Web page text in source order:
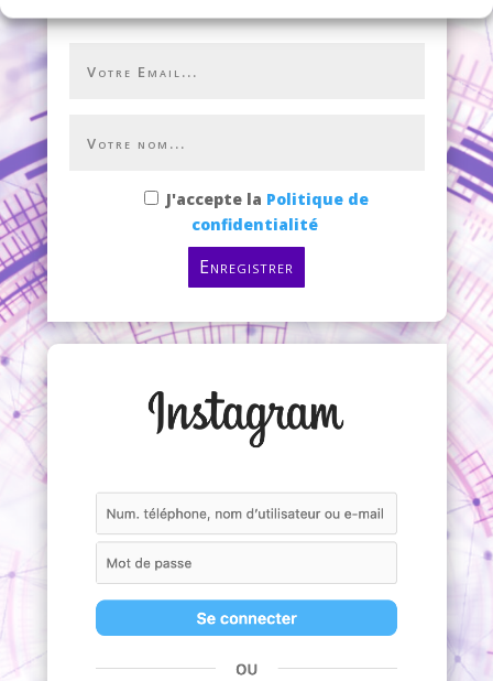
J'accepte la Politique de
confidentialité
Enregistrer